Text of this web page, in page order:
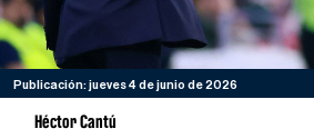
Publicación: jueves 4 de junio de 2026
Héctor Cantú